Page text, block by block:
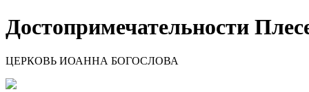
Достопримечательности
ЦЕРКОВЬ ИОАННА БОГОСЛОВА